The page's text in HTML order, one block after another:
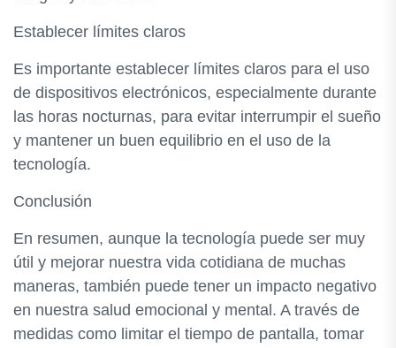
Establecer límites claros
Es importante establecer límites claros para el uso
de dispositivos electrónicos, especialmente durante
las horas nocturnas, para evitar interrumpir el sueño
y mantener un buen equilibrio en el uso de la
tecnología.
Conclusión
En resumen, aunque la tecnología puede ser muy
útil y mejorar nuestra vida cotidiana de muchas
maneras, también puede tener un impacto negativo
en nuestra salud emocional y mental. A través de
medidas como limitar el tiempo de pantalla, tomar